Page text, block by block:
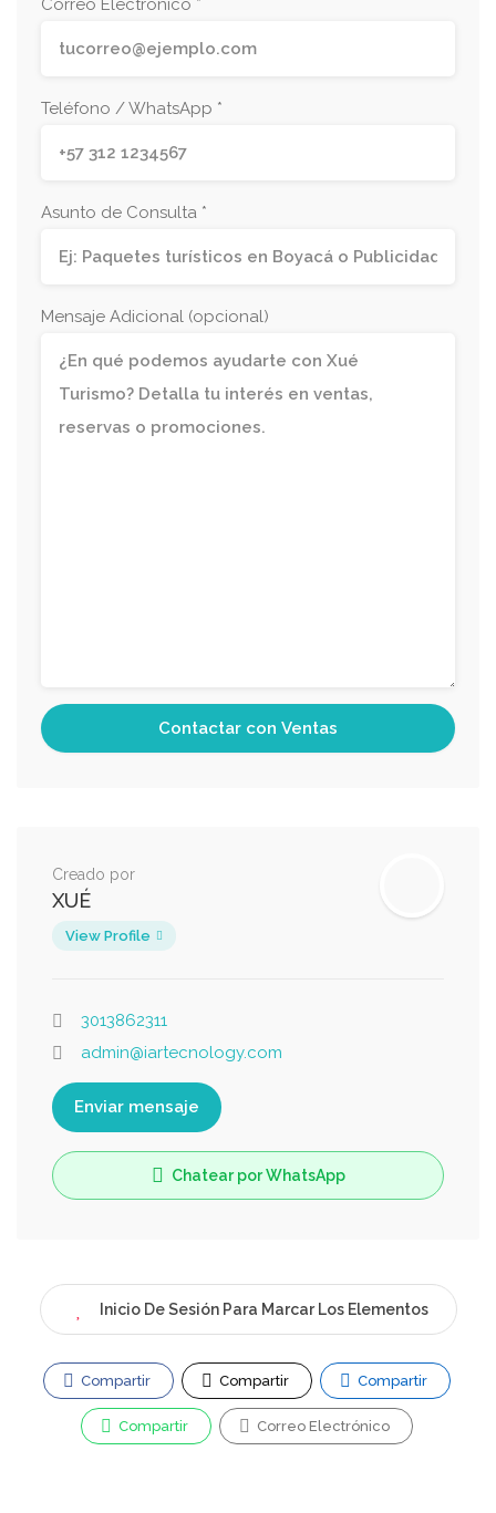
Correo Electrónico *
Teléfono / WhatsApp *
Asunto de Consulta *
Mensaje Adicional (opcional)
Creado por
XUÉ
View Profile
3013862311
admin@iartecnology.com
Enviar mensaje
Chatear por WhatsApp
Inicio De Sesión Para Marcar Los Elementos
Compartir Compartir Compartir
Compartir Correo Electrónico